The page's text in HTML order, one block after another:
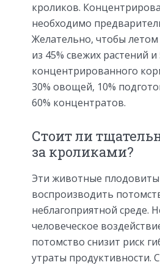
кроликов.
необходимо
Желательно, чтобы летом
из 45% свежих растений и
концентрированного
30% овощей, 10%
60% концентратов.
Стоит ли
за кроликами?
Эти животные плодовиты
воспроизводить
неблагоприятной среде.
человеческое
потомство снизит риск
утраты продуктивности.